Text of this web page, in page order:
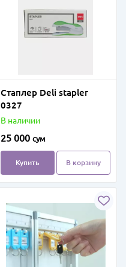
Стаплер Deli stapler
0327
В наличии
25 000 сум
Купить В корзину